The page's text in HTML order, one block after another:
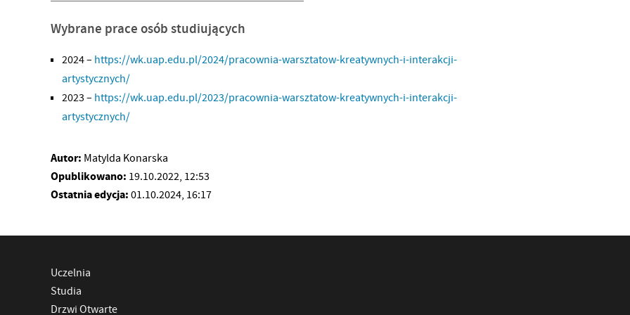
Wybrane prace osób studiujących
2024 – https://wk.uap.edu.pl/2024/pracownia-warsztatow-kreatywnych-i-interakcji-
artystycznych/
2023 – https://wk.uap.edu.pl/2023/pracownia-warsztatow-kreatywnych-i-interakcji-
artystycznych/
Autor: Matylda Konarska
Opublikowano: 19.10.2022, 12:53
Ostatnia edycja: 01.10.2024, 16:17
Uczelnia
Studia
Drzwi Otwarte